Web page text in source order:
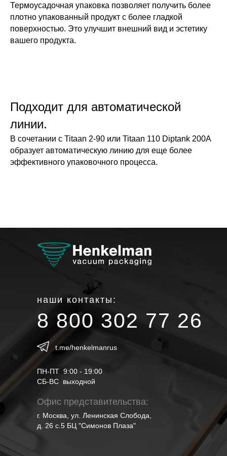
Термоусадочная упаковка позволяет получить более
плотно упакованный продукт с более гладкой
поверхностью. Это улучшит внешний вид и эстетику
вашего продукта.
Подходит для автоматической
линии.
В сочетании с Titaan 2-90 или Titaan 110 Diptank 200A
образует автоматическую линию для еще более
эффективного упаковочного процесса.
наши контакты:
8 800 302 77 26
Офис представительства:
г. Москва, ул. Ленинская Слобода,
д. 26 с.5 БЦ "Симонов Плаза"
ПН-ПТ 9:00 - 19:00
СБ-ВС выходной
t.me/henkelmanrus